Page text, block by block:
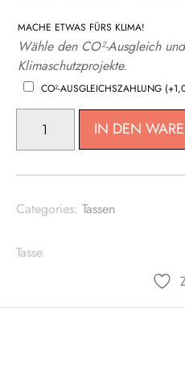
MACHE ETWAS FÜRS KLIMA!
Wähle den CO²-Ausgleich
Klimaschutzprojekte.
CO²-AUSGLEICHSZAHLUNG (+
UND
MENGE
IN DEN
Categories: Tassen
Tasse